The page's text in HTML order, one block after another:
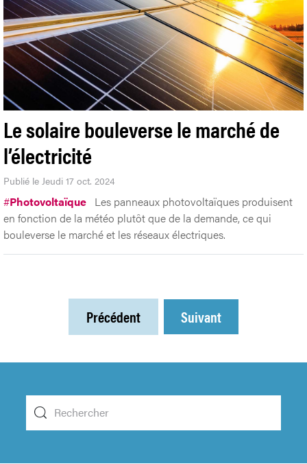
Le solaire bouleverse le marché de
l’électricité
Publié le Jeudi 17 oct. 2024
#Photovoltaïque Les panneaux photovoltaïques produisent
en fonction de la météo plutôt que de la demande, ce qui
bouleverse le marché et les réseaux électriques.
Précédent Suivant